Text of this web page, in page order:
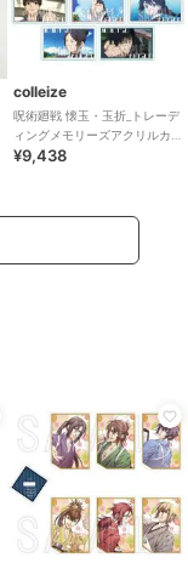
colleize
呪術廻戦 懐玉・玉折_トレーデ
ィングメモリーズアクリルカ
ード【コンプリートBOX／11個
¥9,438